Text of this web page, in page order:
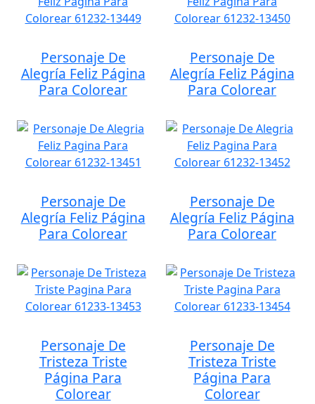
Personaje De
Alegría Feliz Página
Para Colorear
Personaje De
Alegría Feliz Página
Para Colorear
Personaje De
Alegría Feliz Página
Para Colorear
Personaje De
Alegría Feliz Página
Para Colorear
Personaje De
Tristeza Triste
Página Para
Colorear
Personaje De
Tristeza Triste
Página Para
Colorear